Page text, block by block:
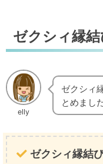
ゼクシィ縁
elly
ゼクシィ
とめまし
ゼクシィ縁結